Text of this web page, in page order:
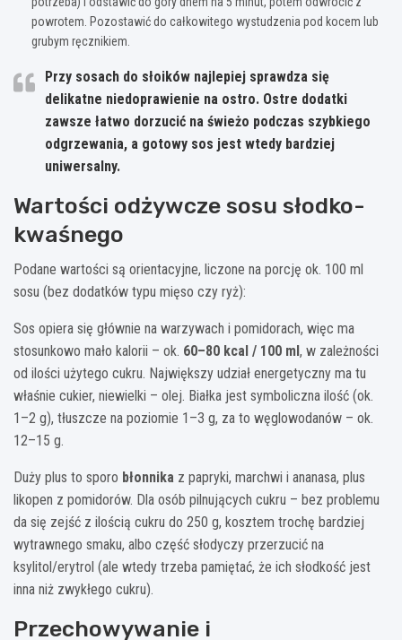
powrotem. Pozostawić do całkowitego wystudzenia pod kocem lub
grubym ręcznikiem.
Przy sosach do słoików najlepiej sprawdza się
delikatne niedoprawienie na ostro. Ostre dodatki
zawsze łatwo dorzucić na świeżo podczas szybkiego
odgrzewania, a gotowy sos jest wtedy bardziej
uniwersalny.
Wartości odżywcze sosu słodko-
kwaśnego
Podane wartości są orientacyjne, liczone na porcję ok. 100 ml
sosu (bez dodatków typu mięso czy ryż):
Sos opiera się głównie na warzywach i pomidorach, więc ma
stosunkowo mało kalorii – ok. 60–80 kcal / 100 ml, w zależności
od ilości użytego cukru. Największy udział energetyczny ma tu
właśnie cukier, niewielki – olej. Białka jest symboliczna ilość (ok.
1–2 g), tłuszcze na poziomie 1–3 g, za to węglowodanów – ok.
12–15 g.
Duży plus to sporo błonnika z papryki, marchwi i ananasa, plus
likopen z pomidorów. Dla osób pilnujących cukru – bez problemu
da się zejść z ilością cukru do 250 g, kosztem trochę bardziej
wytrawnego smaku, albo część słodyczy przerzucić na
ksylitol/erytrol (ale wtedy trzeba pamiętać, że ich słodkość jest
inna niż zwykłego cukru).
Przechowywanie i